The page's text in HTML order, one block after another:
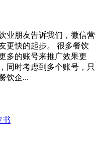
业朋友告诉我们，微信营
更快的起步。 很多餐饮
多的账号来推广效果更
同时考虑到多个账号，只
饮企...
书